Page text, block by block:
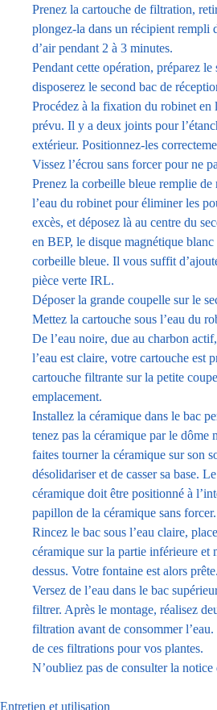
Prenez la cartouche de filtration,
plongez-la dans un récipient rempli
d’air pendant 2 à 3 minutes.
Pendant cette opération, préparez
disposerez le second bac de
Procédez à la fixation du robinet en
prévu. Il y a deux joints pour
extérieur. Positionnez-les
Vissez l’écrou sans forcer pour ne
Prenez la corbeille bleue remplie
l’eau du robinet pour éliminer les
excès, et déposez là au centre du
en BEP, le disque magnétique blanc
corbeille bleue. Il vous suffit
pièce verte IRL.
Déposer la grande coupelle sur le
Mettez la cartouche sous l’eau du
De l’eau noire, due au charbon
l’eau est claire, votre cartouche est
cartouche filtrante sur la petite
emplacement.
Installez la céramique dans le bac
tenez pas la céramique par le dôme
faites tourner la céramique sur son
désolidariser et de casser sa base.
céramique doit être positionné à
papillon de la céramique sans forcer.
Rincez le bac sous l’eau claire,
céramique sur la partie inférieure et
dessus. Votre fontaine est alors prête.
Versez de l’eau dans le bac
filtrer. Après le montage, réalisez
filtration avant de consommer
de ces filtrations pour vos plantes.
N’oubliez pas de consulter la notice
Entretien et utilisation